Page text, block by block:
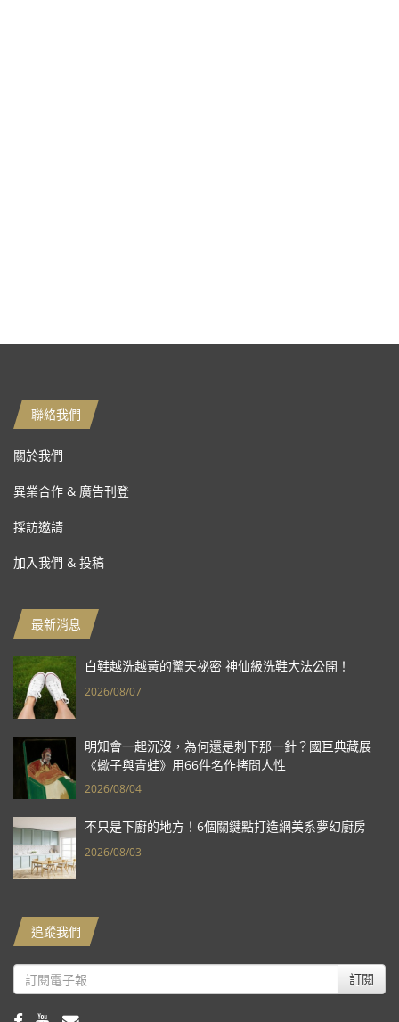
聯絡我們
關於我們
異業合作 & 廣告刊登
採訪邀請
加入我們 & 投稿
最新消息
白鞋越洗越黃的驚天祕密 神仙級洗鞋大法公開！
2026/08/07
明知會一起沉沒，為何還是刺下那一針？國巨典藏展
《蠍子與青蛙》用66件名作拷問人性
2026/08/04
不只是下廚的地方！6個關鍵點打造網美系夢幻廚房
2026/08/03
追蹤我們
訂閱